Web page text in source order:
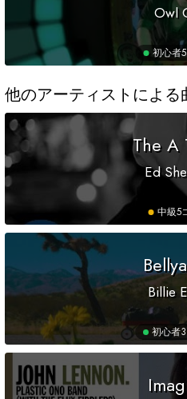
Owl
初心者
他のアーティストによる
The A
Ed
中級5
Billie
初心者